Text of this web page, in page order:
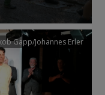
Gapp/Johannes Erler